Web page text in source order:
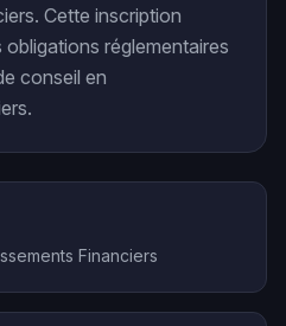
Cette inscription
réglementaires
conseil en
Financiers